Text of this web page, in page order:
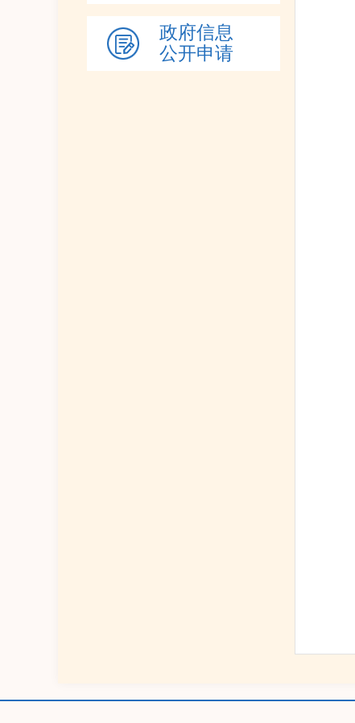
政府信息
公开申请